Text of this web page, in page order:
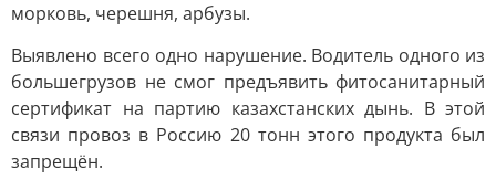
морковь, черешня, арбузы.
Выявлено всего одно нарушение. Водитель одного из
большегрузов не смог предъявить фитосанитарный
сертификат на партию казахстанских дынь. В этой
связи провоз в Россию 20 тонн этого продукта был
запрещён.